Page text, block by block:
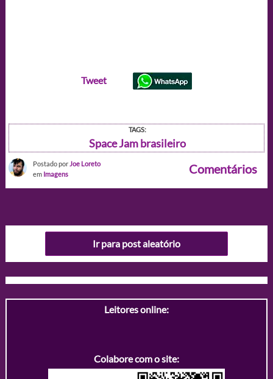
Tweet
TAGS:
Space Jam brasileiro
Postado por Joe Loreto
em Imagens Comentários
Ir para post aleatório
Leitores online:
Colabore com o site: